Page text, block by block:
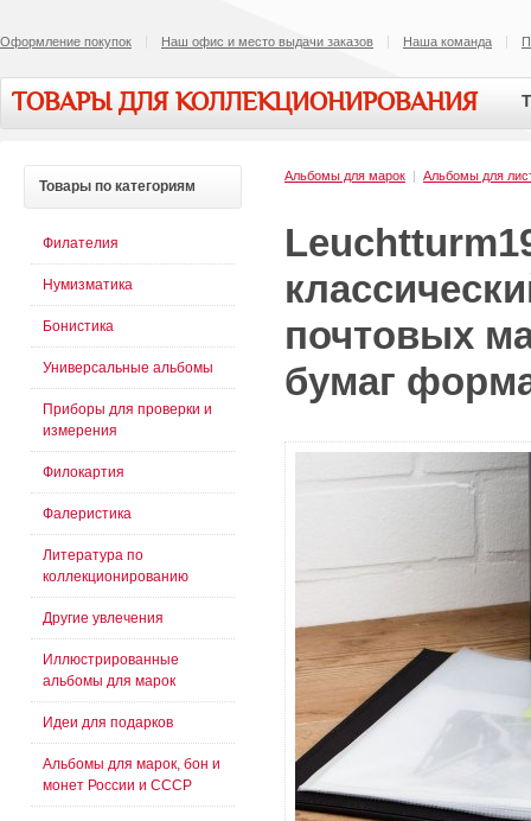
Оформление покупок Наш офис и место выдачи заказов Наша команда
ТОВАРЫ ДЛЯ КОЛЛЕКЦИОНИРОВАНИЯ
Альбомы для марок | Альбомы для
почтовых
бумаг
Товары по категориям
Филателия
Нумизматика
Бонистика
Универсальные альбомы
Приборы для проверки и
измерения
Филокартия
Фалеристика
Литература по
коллекционированию
Другие увлечения
Иллюстрированные
альбомы для марок
Идеи для подарков
Альбомы для марок, бон и
монет России и СССР